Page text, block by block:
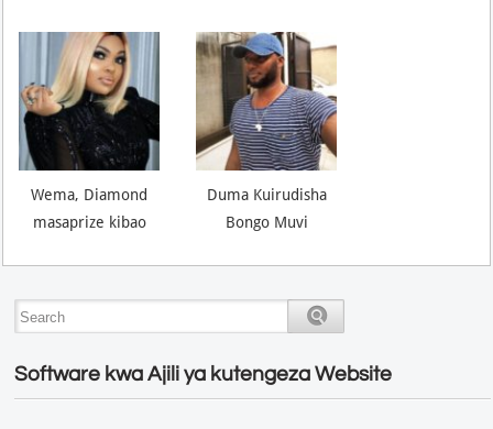
Wema, Diamond
masaprize kibao
Duma Kuirudisha
Bongo Muvi
Software kwa Ajili ya kutengeza Website